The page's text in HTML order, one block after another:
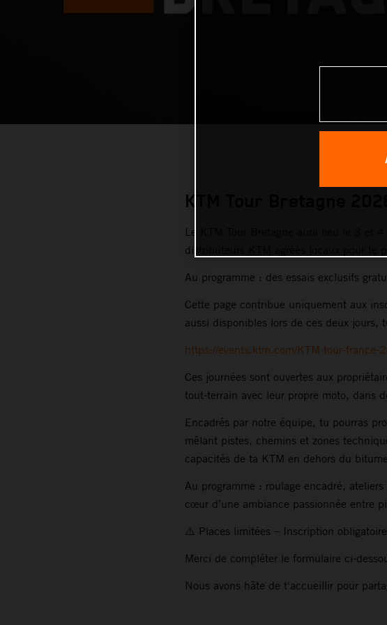
KTM Tour Bretagne
Le KTM Tour Bretagne aura lieu le 3 et
distributeurs KTM agréés locaux pour te
Au programme : des essais exclusifs
Cette page contribue uniquement aux
aussi disponibles lors de ces deux jours,
https://events.ktm.com/KTM-tour-france-
Ces journées sont ouvertes aux
tout-terrain avec leur propre moto, dans
Encadrés par notre équipe, tu pourras
mêlant pistes, chemins et zones
capacités de ta KTM en dehors du
Au programme : roulage encadré,
cœur d’une ambiance passionnée entre
⚠️ Places limitées – Inscription
Merci de compléter le formulaire ci-
Nous avons hâte de t'accueillir pour